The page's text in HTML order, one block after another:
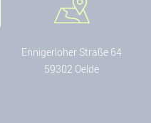
Ennigerloher Straße 64
59302 Oelde